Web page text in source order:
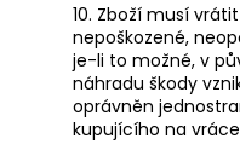
10. Zboží musí
nepoškozené,
je-li to možné, v
náhradu škody
oprávněn
kupujícího na